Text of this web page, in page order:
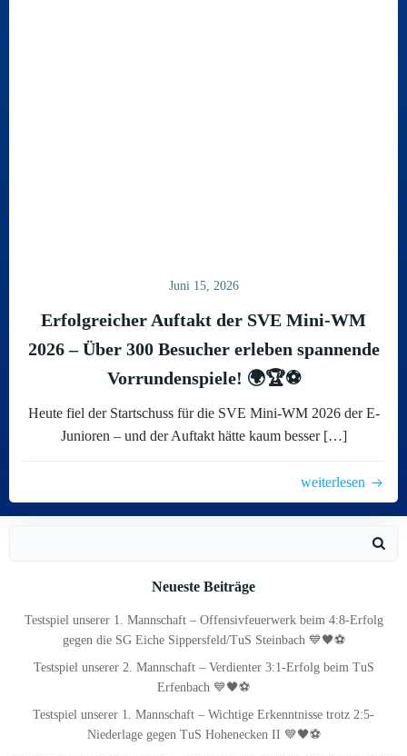
Juni 15, 2026
Erfolgreicher Auftakt der SVE Mini-WM
2026 – Über 300 Besucher erleben spannende
Vorrundenspiele! 🌍🏆⚽
Heute fiel der Startschuss für die SVE Mini-WM 2026 der E-
Junioren – und der Auftakt hätte kaum besser […]
weiterlesen
Neueste Beiträge
Testspiel unserer 1. Mannschaft – Offensivfeuerwerk beim 4:8-Erfolg
gegen die SG Eiche Sippersfeld/TuS Steinbach 💙🖤⚽
Testspiel unserer 2. Mannschaft – Verdienter 3:1-Erfolg beim TuS
Erfenbach 💙🖤⚽
Testspiel unserer 1. Mannschaft – Wichtige Erkenntnisse trotz 2:5-
Niederlage gegen TuS Hohenecken II 💙🖤⚽